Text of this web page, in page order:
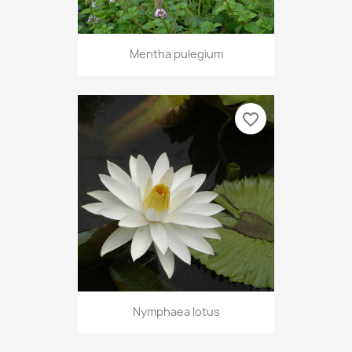
Mentha pulegium
Nymphaea lotus
favorite_border